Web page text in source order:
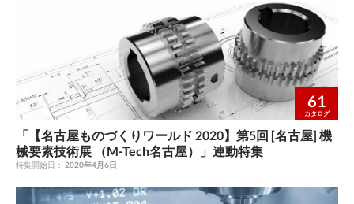
61
カタログ
「【名古屋ものづくりワールド 2020】第5回 [名古屋] 機
械要素技術展 （M-Tech名古屋）」連動特集
特集開始日： 2020年4月6日